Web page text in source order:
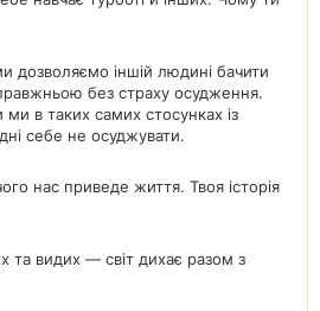
іншій людині бачити
без страху осудження.
в таких самих стосунках із
себе не осуджувати.
нас приведе життя. Твоя історія
та видих — світ дихає разом з